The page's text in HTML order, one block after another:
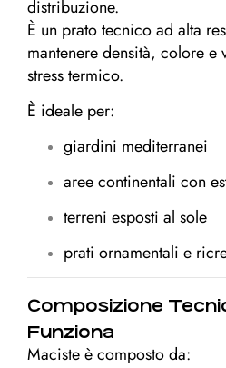
distribuzione.
È un prato tecnico ad alta
mantenere densità, colore e
stress termico.
È ideale per:
giardini mediterranei
aree continentali con
terreni esposti al sole
prati ornamentali e
Composizione
Funziona
Maciste è composto da: